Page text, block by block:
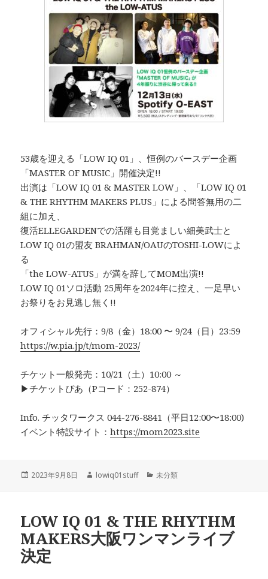
53歳を迎える「LOW IQ 01」、恒例のバースデー企画
「MASTER OF MUSIC」開催決定!!
出演は「LOW IQ 01 & MASTER LOW」、「LOW IQ 01
& THE RHYTHM MAKERS PLUS」による問答無用の二
組に加え、
復活ELLEGARDENでの活躍も目覚ましい細美武士と
LOW IQ 01の盟友 BRAHMAN/OAUのTOSHI-LOWによ
る
「the LOW-ATUS」が満を辞してMOM出演!!
LOW IQ 01ソロ活動 25周年を2024年に控え、一足早い
お祭りをお見逃し無く!!
オフィシャル先行：9/8（金）18:00 〜 9/24（日）23:59
https://w.pia.jp/t/mom-2023/
チケット一般発売：10/21（土）10:00 ～
▶︎チケットぴあ（Pコード：252-874）
Info. チッタワークス 044-276-8841（平日12:00〜18:00)
イベント特設サイト：https://mom2023.site
投
2023年9月8日
作
lowiq01stuff
カ
ー
未分類
LOW IQ 01 & THE RHYTHM
MAKERS大阪ワンマンライブ
決定